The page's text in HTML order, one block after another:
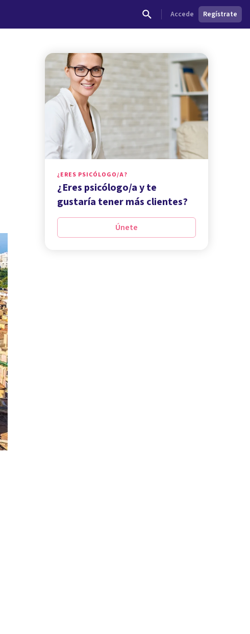
Accede Regístrate
¿ERES PSICÓLOGO/A?
¿Eres psicólogo/a y te
gustaría tener más clientes?
Únete